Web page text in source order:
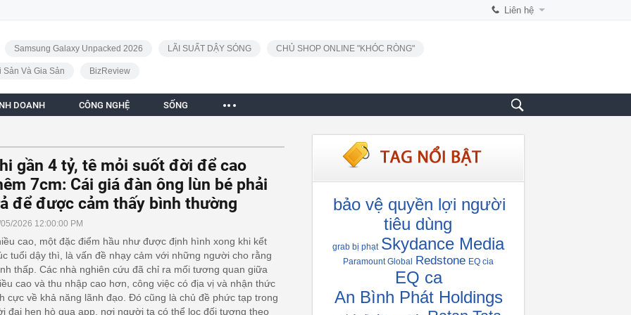
Liên hệ
Samsung Galaxy Unpacked 2026 LÃI SUẤT DẬY SÓNG CHỦ SHOP ONLINE "KHÓC RÒNG"
Sản Và Gia Sản BizReview
DOANH CÔNG NGHỆ SỐNG
gần 4 tỷ, tê mỏi suốt đời để cao
7cm: Cái giá đàn ông lùn bé phải
để được cảm thấy bình thường
2026 12:00:00 PM
cao, một đặc điểm hầu như được định hình xong khi kết
tuổi dậy thì, là vấn đề nhạy cảm với những người cho rằng
thấp. Các nhà nghiên cứu đã chỉ ra mối tương quan giữa
cao và thu nhập cao hơn, công việc có địa vị và nhận thức
cực về khả năng lãnh đạo. Đó cũng là chủ đề phức tạp trong
đại hẹn hò qua app, nơi người ta có thể lọc đối tượng theo
bảo vệ quyền lợi người
tiêu dùng
grab bị phạt Skydance Media
Paramount Global Redstone EQ cia
EQ ca
An Bình Phát Holdings